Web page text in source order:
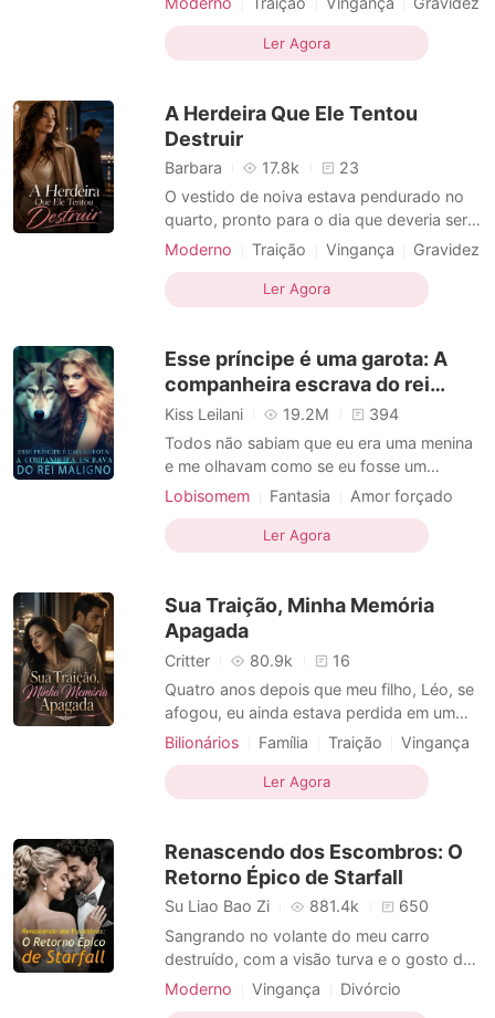
aconteceu. Em vez de votos de amor,
recebi apenas uma mensagem de texto
mim." Horas depois de
Morte
Vingança
Ler Agora
A Herdeira Que Ele Tentou
Destruir
Barbara 17.8k
23
O vestido de noiva estava pendurado no
quarto, pronto para o dia que deveria ser o
mais feliz da minha vida após dez anos ao
aconteceu. Em vez de votos de amor,
recebi apenas uma mensagem de texto
mim." Horas depois de
Moderno Traição Vingança
Gravidez
Morte
Vingança
Ler Agora
Esse príncipe é uma garota: A
companheira escrava do rei
maligno
Kiss Leilani 19.2M
394
Todos não sabiam que eu era uma menina
e me olhavam como se eu fosse um
homem, um príncipe. Os Urekais,
imponentes do mundo, sempre compavam
seres humanos para satisfazer seus
nosso reino para levar minha irmã, eu int
Lobisomem Fantasia
Amor forçado
Vingança
Escravos sexuais
Aristocracia
Arrogante / Dominante
Ler Agora
Sua Traição, Minha Memória
Apagada
Critter 80.9k
16
Quatro anos depois que meu filho, Léo, se
afogou, eu ainda estava perdida em um
nevoeiro de dor. Meu marido, Elias
o santo para o público, um pai devoto que
construiu uma fundação em nome de Léo.
óbito de Léo, o comentá
Bilionários Família Traição
Vingança
Divórcio
CEO
Ler Agora
Renascendo dos Escombros: O
Retorno Épico de Starfall
Su Liao Bao Zi 881.4k
650
Sangrando no volante do meu carro
destruído, com a visão turva e o gosto de
cobre na boca, usei minhas últimas forças
Moderno Vingança
Divórcio